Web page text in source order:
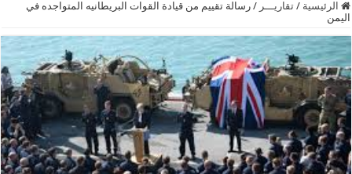
الرئيسية / تقاريـــر / رسالة تقييم من قيادة القوات البريطانيه المتواجده في
اليمن